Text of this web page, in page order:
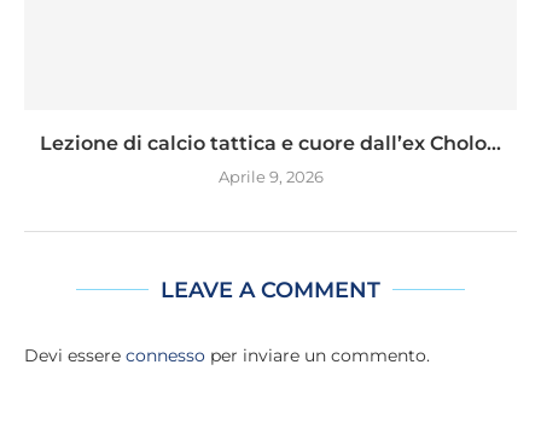
Lezione di calcio tattica e cuore dall’ex Cholo...
Aprile 9, 2026
LEAVE A COMMENT
Devi essere connesso per inviare un commento.